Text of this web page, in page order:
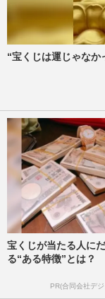
“宝くじは運じゃなか
宝くじが当たる人に
る“ある特徴”とは？
PR(合同会社デ